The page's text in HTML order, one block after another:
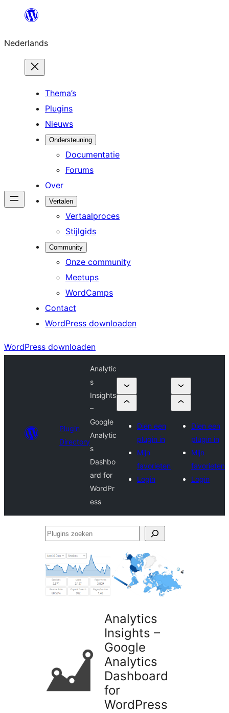
de
inhoud
Nederlands
Thema’s
Plugins
Nieuws
Ondersteuning
Documentatie
Forums
Over
Vertalen
Vertaalproces
Stijlgids
Community
Onze community
Meetups
WordCamps
Contact
WordPress downloaden
WordPress downloaden
Plugin
Directory
Analytic
s
Insights
–
Google
Analytic
s
Dashbo
ard for
WordPr
ess
Dien een
plugin in
Mijn
favorieten
Login
Dien een
plugin in
Mijn
favorieten
Login
Plugins
Analytics
Insights –
Google
Analytics
Dashboard
for
WordPress